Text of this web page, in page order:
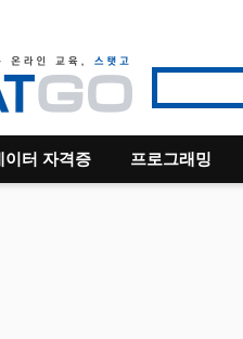
이터 자격증 프로그래밍